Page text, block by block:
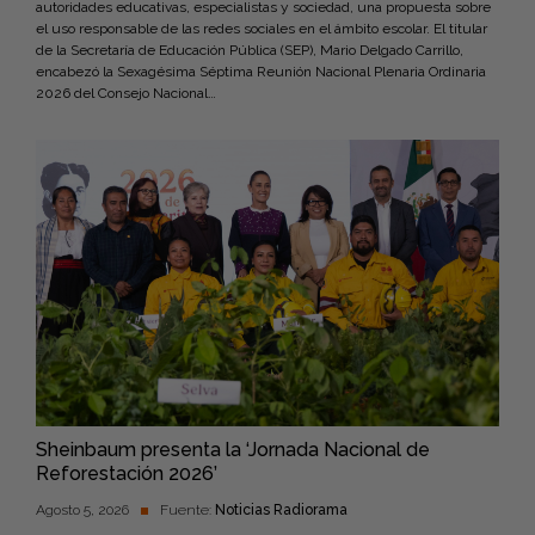
autoridades educativas, especialistas y sociedad, una propuesta sobre
el uso responsable de las redes sociales en el ámbito escolar. El titular
de la Secretaría de Educación Pública (SEP), Mario Delgado Carrillo,
encabezó la Sexagésima Séptima Reunión Nacional Plenaria Ordinaria
2026 del Consejo Nacional…
Sheinbaum presenta la ‘Jornada Nacional de
Reforestación 2026’
Agosto 5, 2026 Fuente: Noticias Radiorama